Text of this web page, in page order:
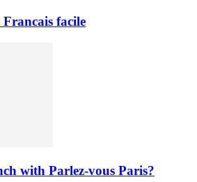
facile
with Parlez-vous Paris?